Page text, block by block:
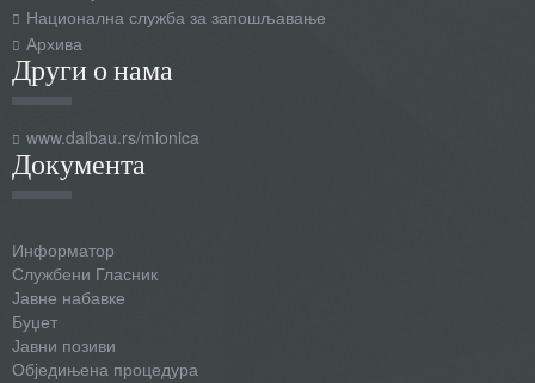
Национална служба за запошљавање
Архива
Други о нама
www.daibau.rs/mionica
Документа
Информатор
Службени Гласник
Јавне набавке
Буџет
Јавни позиви
Обједињена процедура